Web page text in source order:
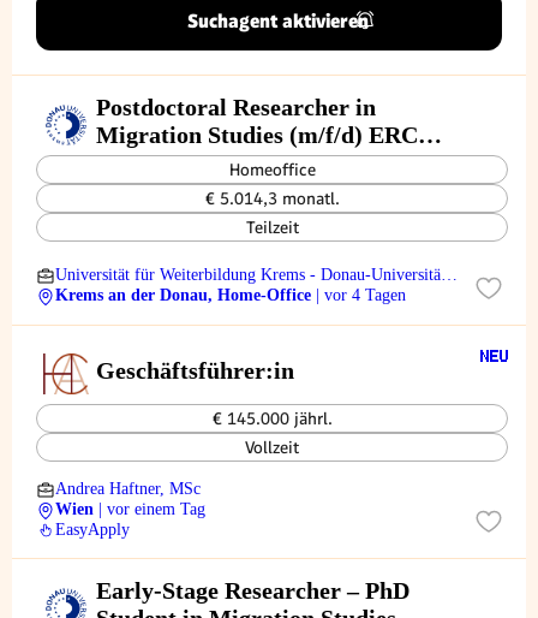
Suchagent aktivieren
Postdoctoral Researcher in
Migration Studies (m/f/d) ERC
Consolidator Grant (Comparison
of Sanctuary Cities in US & Latin
America) SB26-0080
Homeoffice
€ 5.014,3 monatl.
Teilzeit
Universität für Weiterbildung Krems - Donau-Universität
Krems
Krems an der Donau, Home-Office | vor 4 Tagen
Geschäftsführer:in
€ 145.000 jährl.
Vollzeit
Andrea Haftner, MSc
Wien
| vor einem Tag
EasyApply
Early-Stage Researcher – PhD